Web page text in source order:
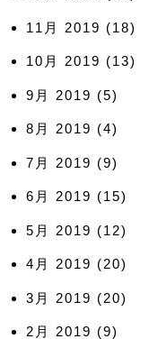
11月 2019 (18)
10月 2019 (13)
9月 2019 (5)
8月 2019 (4)
7月 2019 (9)
6月 2019 (15)
5月 2019 (12)
4月 2019 (20)
3月 2019 (20)
2月 2019 (9)